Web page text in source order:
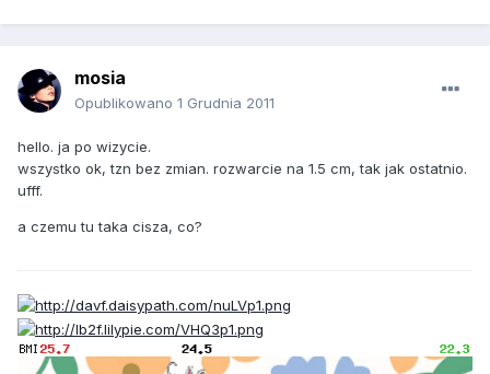
mosia
Opublikowano 1 Grudnia 2011
hello. ja po wizycie.
wszystko ok, tzn bez zmian. rozwarcie na 1.5 cm, tak jak ostatnio.
ufff.
a czemu tu taka cisza, co?